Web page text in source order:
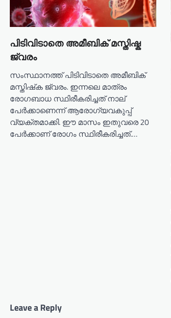
g
a
t
i
o
n
പിടിവിടാതെ അമീബിക് മസ്തിഷ്ക
ജ്വരം
സംസ്ഥാനത്ത് പിടിവിടാതെ അമീബിക്
മസ്തിഷ്‌ക ജ്വരം. ഇന്നലെ മാത്രം
രോഗബാധ സ്ഥിരീകരിച്ചത് നാല്
പേർക്കാണെന്ന് ആരോഗ്യവകുപ്പ്
വ്യക്തമാക്കി. ഈ മാസം ഇതുവരെ 20
പേർക്കാണ് രോഗം സ്ഥിരീകരിച്ചത്.…
Leave a Reply